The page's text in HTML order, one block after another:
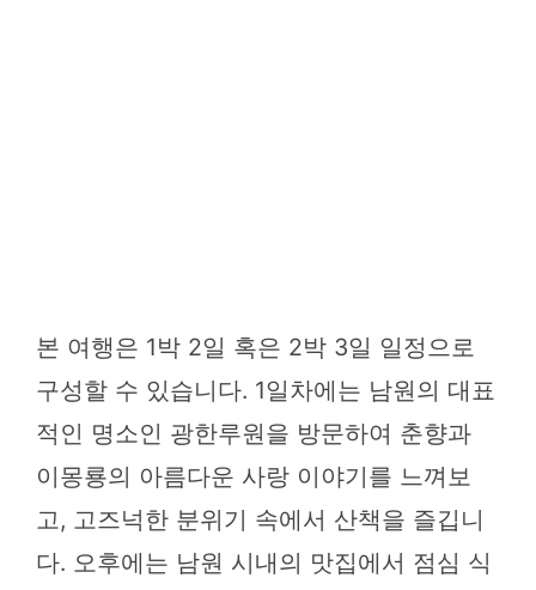
본 여행은 1박 2일 혹은 2박 3일 일정으로
구성할 수 있습니다. 1일차에는 남원의 대표
적인 명소인 광한루원을 방문하여 춘향과
이몽룡의 아름다운 사랑 이야기를 느껴보
고, 고즈넉한 분위기 속에서 산책을 즐깁니
다. 오후에는 남원 시내의 맛집에서 점심 식